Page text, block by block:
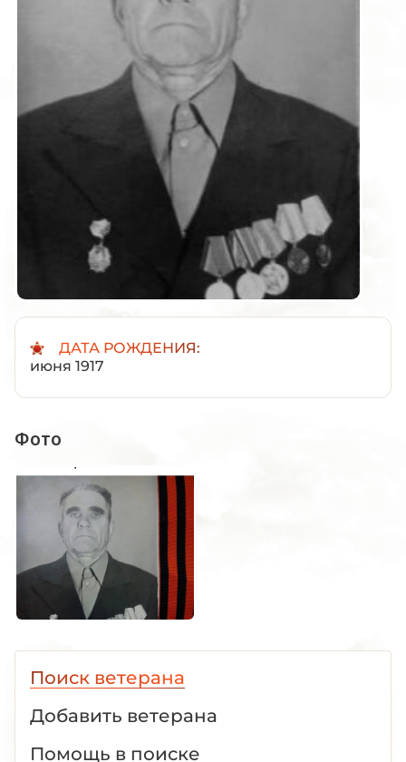
ДАТА РОЖДЕНИЯ:
июня 1917
Фото
Поиск ветерана
Добавить ветерана
Помощь в поиске